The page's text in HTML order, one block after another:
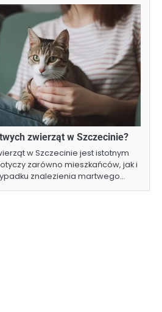
zwierząt w Szczecinie?
w Szczecinie jest istotnym
zarówno mieszkańców, jak i
znalezienia martwego…